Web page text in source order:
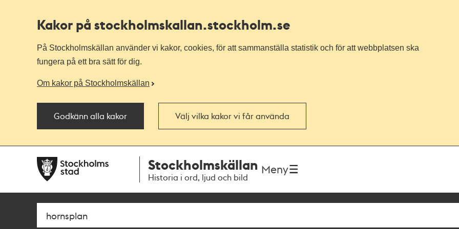
Kakor på stockholmskallan.stockholm.se
På Stockholmskällan använder vi kakor, cookies, för att sammanställa statistik och för att webbplatsen ska
fungera på ett bra sätt för dig.
Om kakor på Stockholmskällan
Godkänn alla kakor Välj vilka kakor vi får använda
navigationen
huvudinnehållet
Stockholmskällan
Historia i ord, ljud och bild
Meny
Sök